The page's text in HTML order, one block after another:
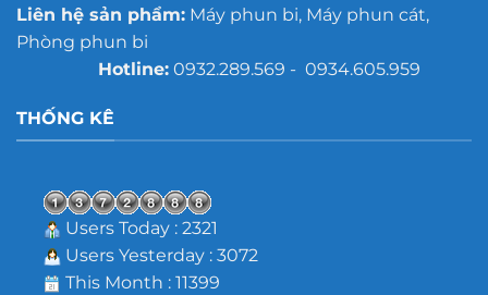
Liên hệ sản phẩm:Máy phun bi, Máy phun cát,
Phòng phun bi
Hotline:0932.289.569 - 0934.605.959
THỐNG KÊ
Users Today : 2321
Users Yesterday : 3072
This Month : 11399